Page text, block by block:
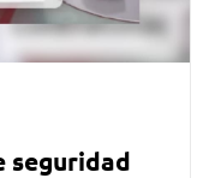
seguridad